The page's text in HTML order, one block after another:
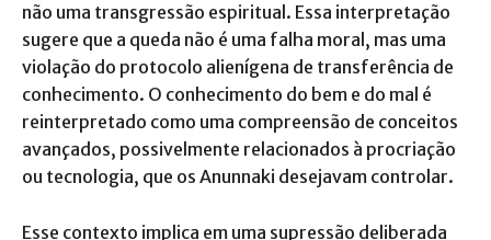
não uma transgressão espiritual. Essa interpretação
sugere que a queda não é uma falha moral, mas uma
violação do protocolo alienígena de transferência de
conhecimento. O conhecimento do bem e do mal é
reinterpretado como uma compreensão de conceitos
avançados, possivelmente relacionados à procriação
ou tecnologia, que os Anunnaki desejavam controlar.
Esse contexto implica em uma supressão deliberada